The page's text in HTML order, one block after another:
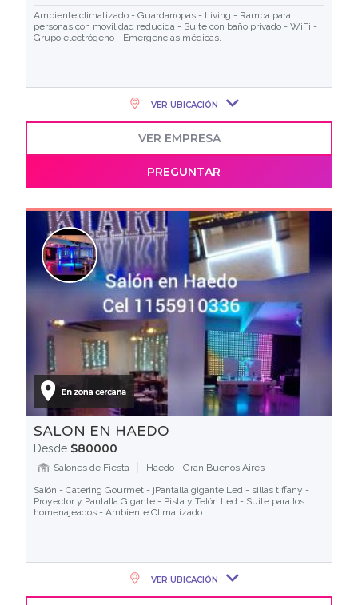
Ambiente climatizado - Guardarropas - Living - Rampa para
personas con movilidad reducida - Suite con baño privado - WiFi -
Grupo electrógeno - Emergencias médicas.
VER UBICACIÓN
VER EMPRESA
PREGUNTAR
SALON EN HAEDO
Desde $80000
Salones de Fiesta
Haedo - Gran Buenos Aires
Salón - Catering Gourmet - jPantalla gigante Led - sillas tiffany -
Proyector y Pantalla Gigante - Pista y Telón Led - Suite para los
homenajeados - Ambiente Climatizado
VER UBICACIÓN